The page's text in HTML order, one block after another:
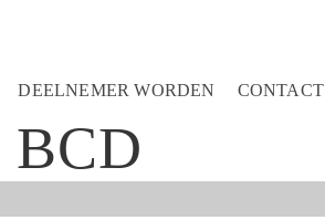
DEELNEMER WORDEN CONTACT
BCD